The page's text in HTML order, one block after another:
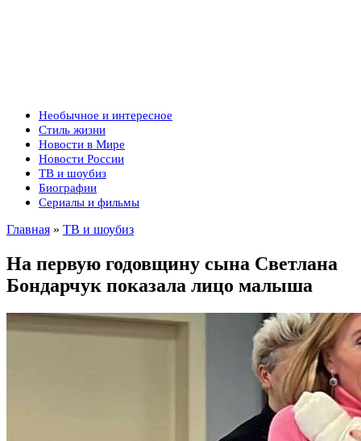
Необычное и интересное
Стиль жизни
Новости в Мире
Новости России
ТВ и шоубиз
Биографии
Сериалы и фильмы
Главная » ТВ и шоубиз
На первую годовщину сына Светлана
Бондарчук показала лицо малыша